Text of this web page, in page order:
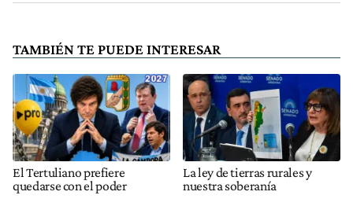
TAMBIÉN TE PUEDE INTERESAR
El Tertuliano prefiere
quedarse con el poder
La ley de tierras rurales y
nuestra soberanía